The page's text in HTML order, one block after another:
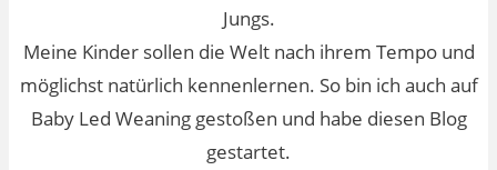
Jungs.
Meine Kinder sollen die Welt nach ihrem Tempo und
möglichst natürlich kennenlernen. So bin ich auch auf
Baby Led Weaning gestoßen und habe diesen Blog
gestartet.